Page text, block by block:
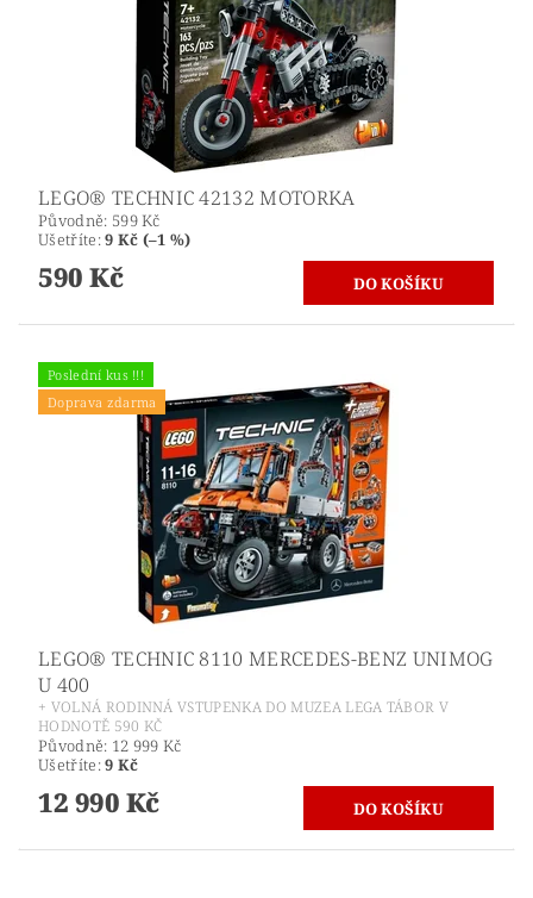
LEGO® TECHNIC 42132 MOTORKA
Původně: 599 Kč
Ušetříte:9 Kč (–1 %)
590 Kč
Poslední kus !!!
Doprava zdarma
LEGO® TECHNIC 8110 MERCEDES-BENZ UNIMOG
U 400
+ VOLNÁ RODINNÁ VSTUPENKA DO MUZEA LEGA TÁBOR V
HODNOTĚ 590 KČ
Původně: 12 999 Kč
Ušetříte:9 Kč
12 990 Kč